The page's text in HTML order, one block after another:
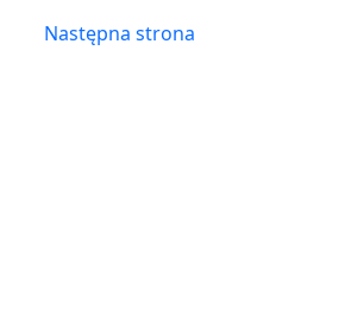
Następna strona